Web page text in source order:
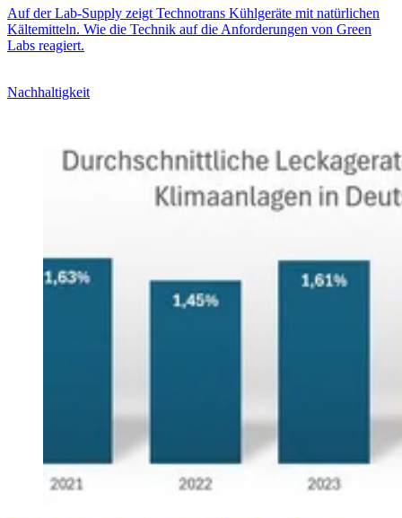
Auf der Lab-Supply zeigt Technotrans Kühlgeräte mit natürlichen
Kältemitteln. Wie die Technik auf die Anforderungen von Green
Labs reagiert.
Nachhaltigkeit